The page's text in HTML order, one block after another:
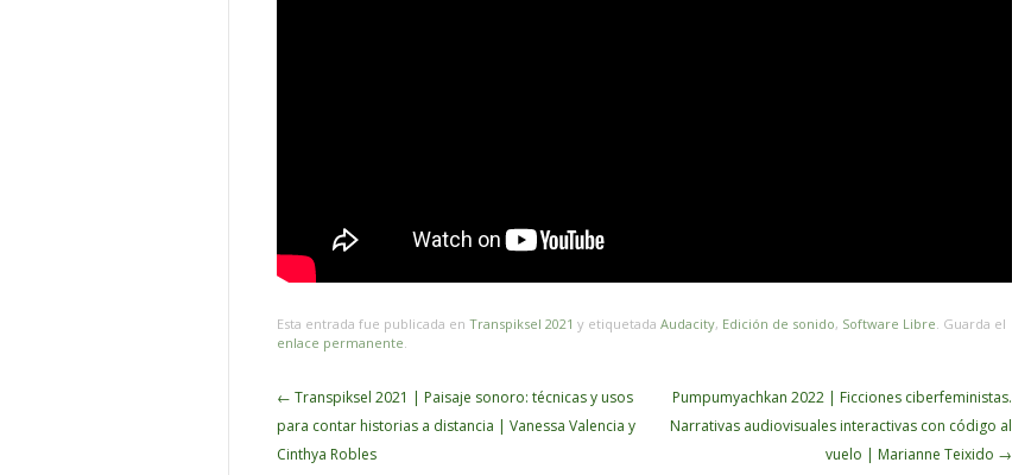
Esta entrada fue publicada en Transpiksel 2021 y etiquetada Audacity, Edición de sonido, Software Libre. Guarda el
enlace permanente.
Navegador
de
artículos
← Transpiksel 2021 | Paisaje sonoro: técnicas y usos
para contar historias a distancia | Vanessa Valencia y
Cinthya Robles
Pumpumyachkan 2022 | Ficciones ciberfeministas.
Narrativas audiovisuales interactivas con código al
vuelo | Marianne Teixido →